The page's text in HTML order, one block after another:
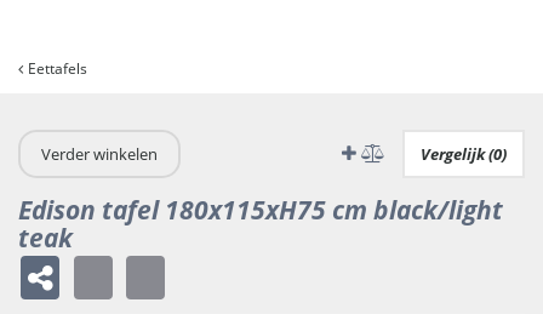
Eettafels
Verder winkelen Vergelijk (0)
Edison tafel 180x115xH75 cm black/light
teak